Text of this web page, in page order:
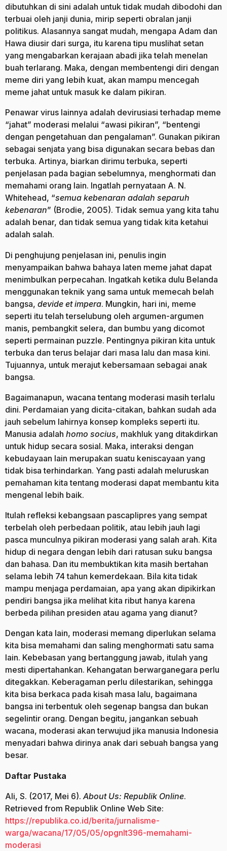
dibutuhkan di sini adalah untuk tidak mudah dibodohi dan
terbuai oleh janji dunia, mirip seperti obralan janji
politikus. Alasannya sangat mudah, mengapa Adam dan
Hawa diusir dari surga, itu karena tipu muslihat setan
yang mengabarkan kerajaan abadi jika telah menelan
buah terlarang. Maka, dengan membentengi diri dengan
meme diri yang lebih kuat, akan mampu mencegah
meme jahat untuk masuk ke dalam pikiran.
Penawar virus lainnya adalah devirusiasi terhadap meme
“jahat” moderasi melalui “awasi pikiran”, “bentengi
dengan pengetahuan dan pengalaman”. Gunakan pikiran
sebagai senjata yang bisa digunakan secara bebas dan
terbuka. Artinya, biarkan dirimu terbuka, seperti
penjelasan pada bagian sebelumnya, menghormati dan
memahami orang lain. Ingatlah pernyataan A. N.
Whitehead, “semua kebenaran adalah separuh
kebenaran” (Brodie, 2005). Tidak semua yang kita tahu
adalah benar, dan tidak semua yang tidak kita ketahui
adalah salah.
Di penghujung penjelasan ini, penulis ingin
menyampaikan bahwa bahaya laten meme jahat dapat
menimbulkan perpecahan. Ingatkah ketika dulu Belanda
menggunakan teknik yang sama untuk memecah belah
bangsa, devide et impera. Mungkin, hari ini, meme
seperti itu telah terselubung oleh argumen-argumen
manis, pembangkit selera, dan bumbu yang dicomot
seperti permainan puzzle. Pentingnya pikiran kita untuk
terbuka dan terus belajar dari masa lalu dan masa kini.
Tujuannya, untuk merajut kebersamaan sebagai anak
bangsa.
Bagaimanapun, wacana tentang moderasi masih terlalu
dini. Perdamaian yang dicita-citakan, bahkan sudah ada
jauh sebelum lahirnya konsep kompleks seperti itu.
Manusia adalah homo socius, makhluk yang ditakdirkan
untuk hidup secara sosial. Maka, interaksi dengan
kebudayaan lain merupakan suatu keniscayaan yang
tidak bisa terhindarkan. Yang pasti adalah meluruskan
pemahaman kita tentang moderasi dapat membantu kita
mengenal lebih baik.
Itulah refleksi kebangsaan pascaplipres yang sempat
terbelah oleh perbedaan politik, atau lebih jauh lagi
pasca munculnya pikiran moderasi yang salah arah. Kita
hidup di negara dengan lebih dari ratusan suku bangsa
dan bahasa. Dan itu membuktikan kita masih bertahan
selama lebih 74 tahun kemerdekaan. Bila kita tidak
mampu menjaga perdamaian, apa yang akan dipikirkan
pendiri bangsa jika melihat kita ribut hanya karena
berbeda pilihan presiden atau agama yang dianut?
Dengan kata lain, moderasi memang diperlukan selama
kita bisa memahami dan saling menghormati satu sama
lain. Kebebasan yang bertanggung jawab, itulah yang
mesti dipertahankan. Kehangatan berwarganegara perlu
ditegakkan. Keberagaman perlu dilestarikan, sehingga
kita bisa berkaca pada kisah masa lalu, bagaimana
bangsa ini terbentuk oleh segenap bangsa dan bukan
segelintir orang. Dengan begitu, jangankan sebuah
wacana, moderasi akan terwujud jika manusia Indonesia
menyadari bahwa dirinya anak dari sebuah bangsa yang
besar.
Daftar Pustaka
Ali, S. (2017, Mei 6). About Us: Republik Online.
Retrieved from Republik Online Web Site:
https://republika.co.id/berita/jurnalisme-
warga/wacana/17/05/05/opgnlt396-memahami-
moderasi